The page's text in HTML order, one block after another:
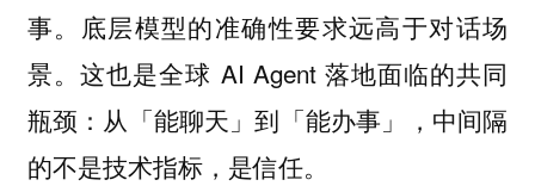
事。底层模型的准确性要求远高于对话场
景。这也是全球 AI Agent 落地面临的共同
瓶颈：从「能聊天」到「能办事」，中间隔
的不是技术指标，是信任。